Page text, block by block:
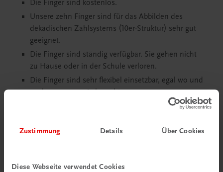
Zustimmung Details Über Cookies
Diese Webseite verwendet Cookies
Die Finger sind kostenlos.
Unsere zehn Finger sind für das Abbilden des
dekadischen Zahlsystems (10er-Struktur) sehr gut
geeignet.
Die Finger sind ständig verfügbar. Sie gehen nicht
zu Hause oder in der Schule verloren.
Die Finger sind sehr flexibel einsetzbar, egal wo und
egal wann man sie braucht.
Die Finger sind für die Kinder das Rechenmaterial
Rechenmaterial nicht anbietet, werden sie beim